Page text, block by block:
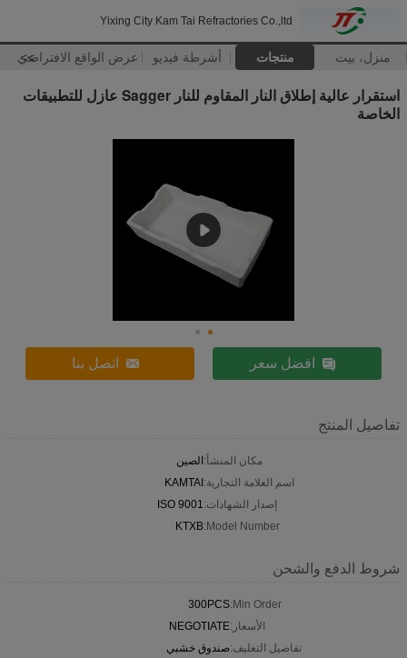
Yixing City Kam Tai Refractories Co.,ltd
منزل، بيت منتجات أشرطة فيديو عرض الواقع الافتراضي
>>
استقرار عالية إطلاق النار المقاوم للنار Sagger عازل للتطبيقات
الخاصة
افضل سعر اتصل بنا
تفاصيل المنتج
مكان المنشأ:الصين
اسم العلامة التجارية:KAMTAI
إصدار الشهادات:ISO 9001
Model Number:
KTXB
شروط الدفع والشحن
Min Order:
300PCS
الأسعار:NEGOTIATE
تفاصيل التغليف:صندوق خشبي